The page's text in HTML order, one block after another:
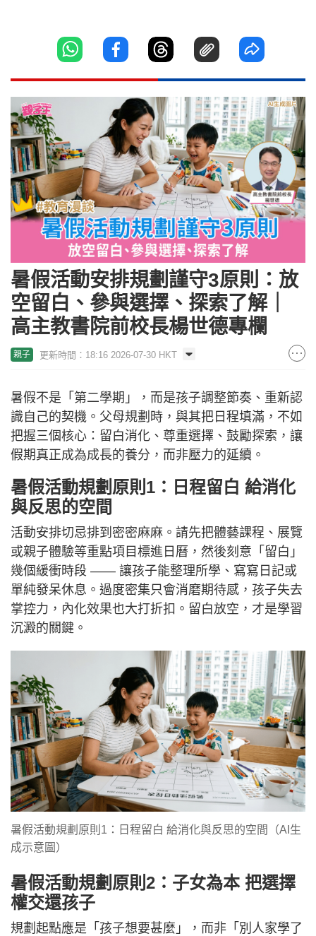
暑假活動安排規劃謹守3原則：放
空留白、參與選擇、探索了解｜
高主教書院前校長楊世德專欄
親子 更新時間：18:16 2026-07-30 HKT
暑假不是「第二學期」，而是孩子調整節奏、重新認
識自己的契機。父母規劃時，與其把日程填滿，不如
把握三個核心：留白消化、尊重選擇、鼓勵探索，讓
假期真正成為成長的養分，而非壓力的延續。
暑假活動規劃原則1：日程留白 給消化
與反思的空間
活動安排切忌排到密密麻麻。請先把體藝課程、展覽
或親子體驗等重點項目標進日曆，然後刻意「留白」
幾個緩衝時段 —— 讓孩子能整理所學、寫寫日記或
單純發呆休息。過度密集只會消磨期待感，孩子失去
掌控力，內化效果也大打折扣。留白放空，才是學習
沉澱的關鍵。
暑假活動規劃原則1：日程留白 給消化與反思的空間（AI生
成示意圖） ​
暑假活動規劃原則2：子女為本 把選擇
權交還孩子
規劃起點應是「孩子想要甚麼」，而非「別人家學了